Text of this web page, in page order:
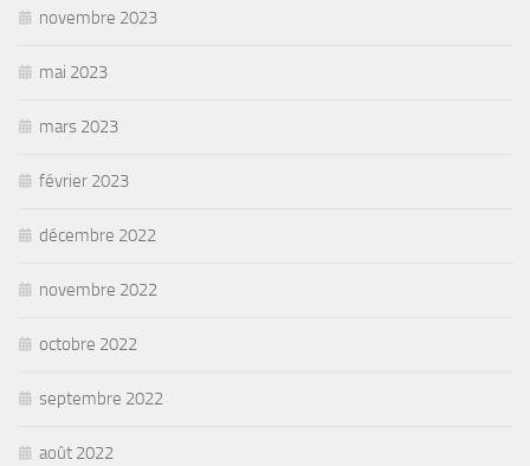
novembre 2023
mai 2023
mars 2023
février 2023
décembre 2022
novembre 2022
octobre 2022
septembre 2022
août 2022